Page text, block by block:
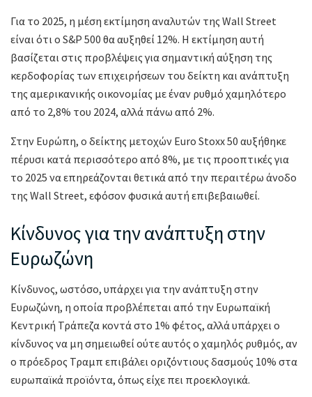
Για το 2025, η μέση εκτίμηση αναλυτών της Wall Street
είναι ότι ο S&P 500 θα αυξηθεί 12%. Η εκτίμηση αυτή
βασίζεται στις προβλέψεις για σημαντική αύξηση της
κερδοφορίας των επιχειρήσεων του δείκτη και ανάπτυξη
της αμερικανικής οικονομίας με έναν ρυθμό χαμηλότερο
από το 2,8% του 2024, αλλά πάνω από 2%.
Στην Ευρώπη, ο δείκτης μετοχών Euro Stoxx 50 αυξήθηκε
πέρυσι κατά περισσότερο από 8%, με τις προοπτικές για
το 2025 να επηρεάζονται θετικά από την περαιτέρω άνοδο
της Wall Street, εφόσον φυσικά αυτή επιβεβαιωθεί.
Κίνδυνος για την ανάπτυξη στην
Ευρωζώνη
Κίνδυνος, ωστόσο, υπάρχει για την ανάπτυξη στην
Ευρωζώνη, η οποία προβλέπεται από την Ευρωπαϊκή
Κεντρική Τράπεζα κοντά στο 1% φέτος, αλλά υπάρχει ο
κίνδυνος να μη σημειωθεί ούτε αυτός ο χαμηλός ρυθμός, αν
ο πρόεδρος Τραμπ επιβάλει οριζόντιους δασμούς 10% στα
ευρωπαϊκά προϊόντα, όπως είχε πει προεκλογικά.